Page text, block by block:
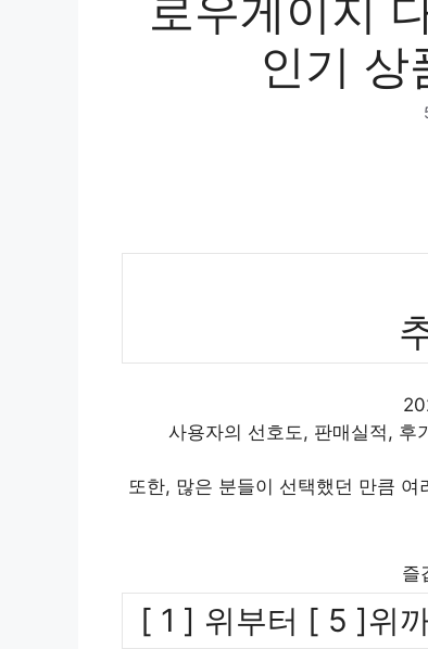
로우게이지
인기
사용자의 선호도, 판매실적, 후
또한, 많은 분들이 선택했던 만큼
즐
[ 1 ] 위부터 [ 5 ]위